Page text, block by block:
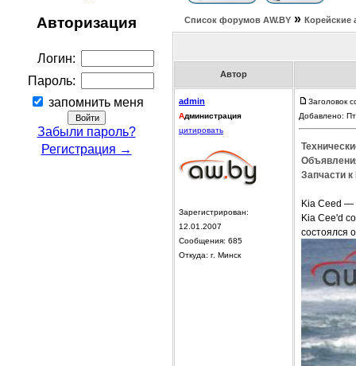
Авторизация
Логин:
Пароль:
запомнить меня
Забыли пароль?
Регистрация →
Список форумов АW.BY » Корейские
Автор
admin
Администрация
цитировать
Зарегистрирован:
12.01.2007
Сообщения: 685
Откуда: г. Минск
Заголовок
Добавлено:
Запчасти
Kia Ceed —
Kia Cee'd
состоялся